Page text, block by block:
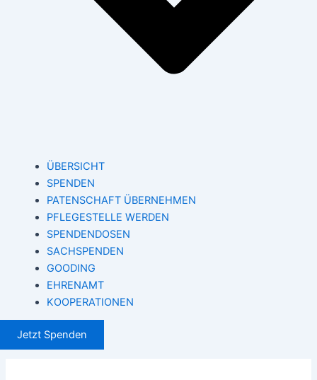
ÜBERSICHT
SPENDEN
PATENSCHAFT ÜBERNEHMEN
PFLEGESTELLE WERDEN
SPENDENDOSEN
SACHSPENDEN
GOODING
EHRENAMT
KOOPERATIONEN
Jetzt Spenden